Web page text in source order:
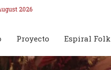
2026
Proyecto Espiral Folk